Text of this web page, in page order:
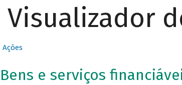
Visualizador
Ações
Bens e serviços